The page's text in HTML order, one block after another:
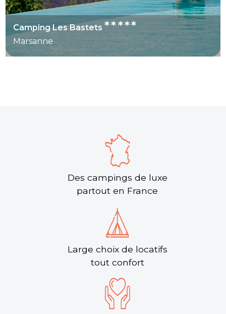
Camping Les Bastets*****
Marsanne
Des campings de luxe
partout en France
Large choix de locatifs
tout confort